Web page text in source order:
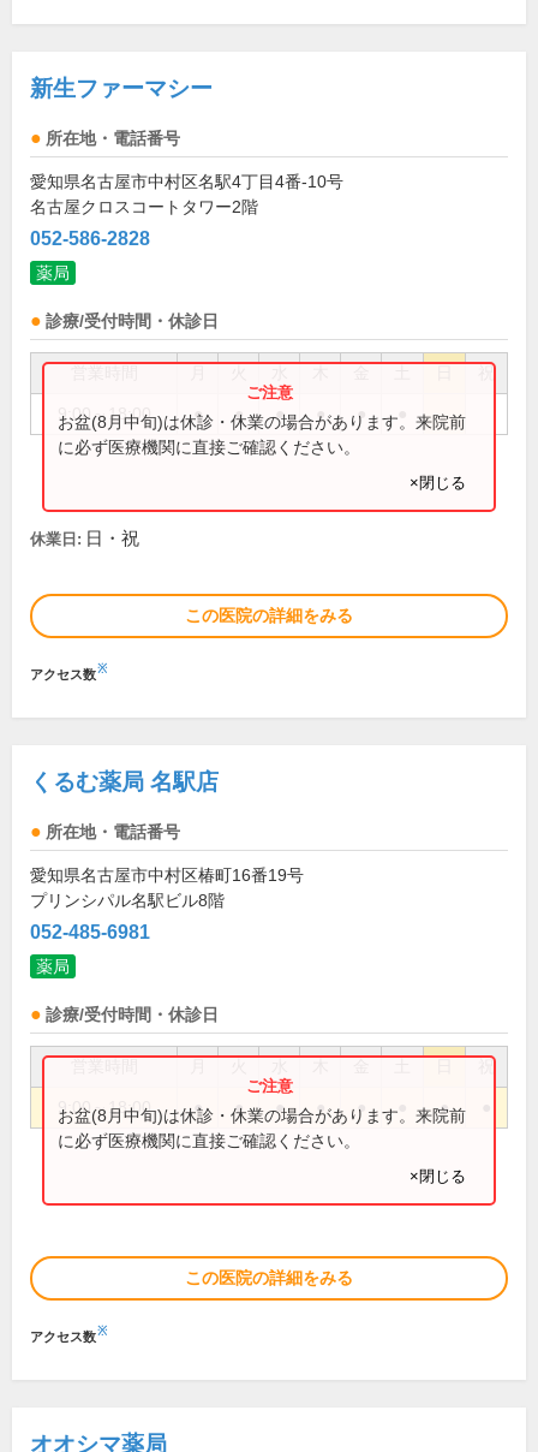
新生ファーマシー
所在地・電話番号
愛知県名古屋市中村区名駅4丁目4番-10号
名古屋クロスコートタワー2階
052-586-2828
薬局
診療/受付時間・休診日
祝
9:00～18:00 ● ● ● ● ●
お盆(8月中旬)は休診・休業の場合があります。来院前
に必ず医療機関に直接ご確認ください。
×閉じる
休業日: 日・祝
この医院の詳細をみる
アクセス数※
くるむ薬局 名駅店
所在地・電話番号
愛知県名古屋市中村区椿町16番19号
プリンシパル名駅ビル8階
052-485-6981
薬局
診療/受付時間・休診日
祝
9:00～18:00 ● ● ● ● ● ●
お盆(8月中旬)は休診・休業の場合があります。来院前
に必ず医療機関に直接ご確認ください。
×閉じる
この医院の詳細をみる
アクセス数※
オオシマ薬局